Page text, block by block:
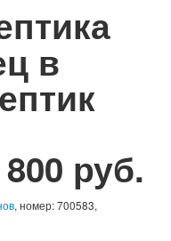
в
руб.
, номер: 700583,